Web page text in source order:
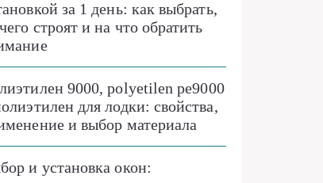
за 1 день: как выбрать,
строят и на что обратить
9000, polyetilen pe9000
для лодки: свойства,
и выбор материала
и установка окон: